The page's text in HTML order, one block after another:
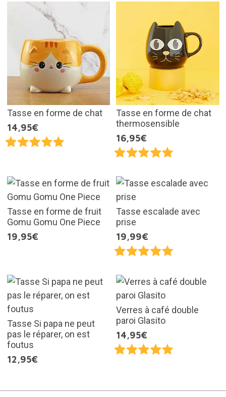
Tasse en forme de chat
14,95€
Tasse en forme de chat
thermosensible
16,95€
Tasse en forme de fruit
Gomu Gomu One Piece
19,95€
Tasse escalade avec
prise
19,99€
Tasse Si papa ne peut
pas le réparer, on est
foutus
12,95€
Verres à café double
paroi Glasito
14,95€